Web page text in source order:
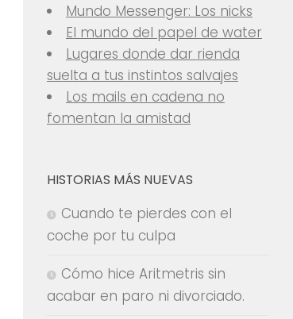
Mundo Messenger: Los nicks
El mundo del papel de water
Lugares donde dar rienda
suelta a tus instintos salvajes
Los mails en cadena no
fomentan la amistad
HISTORIAS MÁS NUEVAS
Cuando te pierdes con el
coche por tu culpa
Cómo hice Aritmetris sin
acabar en paro ni divorciado.